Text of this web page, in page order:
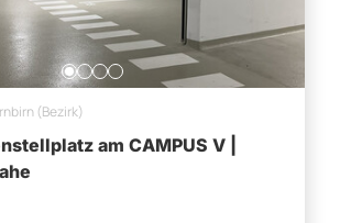
am CAMPUS V |
vereinbaren